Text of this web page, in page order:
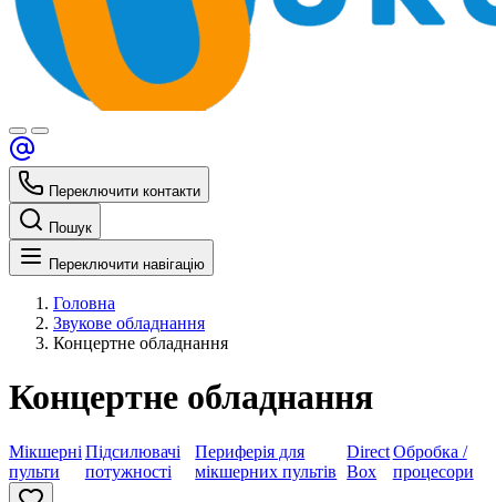
Переключити контакти
Пошук
Переключити навігацію
Головна
Звукове обладнання
Концертне обладнання
Концертне обладнання
Мікшерні
пульти
Підсилювачі
потужності
Периферія для
мікшерних пультів
Direct
Box
Обробка /
процесори